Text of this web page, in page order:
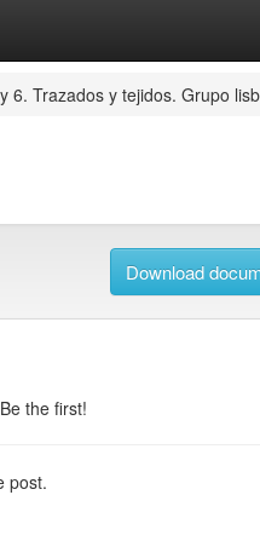
6. Trazados y tejidos. Grupo
Download
the first!
post.